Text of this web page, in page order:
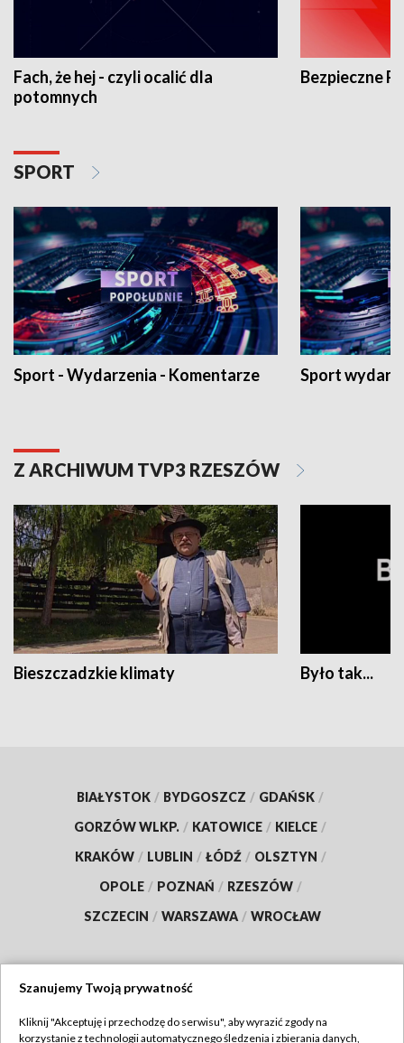
Fach, że hej - czyli ocalić dla
potomnych
Bezpieczne
SPORT
Sport - Wydarzenia - Komentarze Sport
Z ARCHIWUM TVP3 RZESZÓW
Bieszczadzkie klimaty Było tak...
BIAŁYSTOK / BYDGOSZCZ / GDAŃSK /
GORZÓW WLKP. / KATOWICE / KIELCE /
KRAKÓW / LUBLIN / ŁÓDŹ / OLSZTYN /
OPOLE / POZNAŃ / RZESZÓW /
SZCZECIN / WARSZAWA / WROCŁAW
Szanujemy Twoją prywatność
Kliknij "Akceptuję i przechodzę do serwisu", aby wyrazić zgody na
korzystanie z technologii automatycznego śledzenia i zbierania danych,